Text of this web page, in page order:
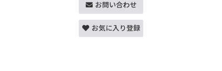
お問い合わせ
お気に入り登録